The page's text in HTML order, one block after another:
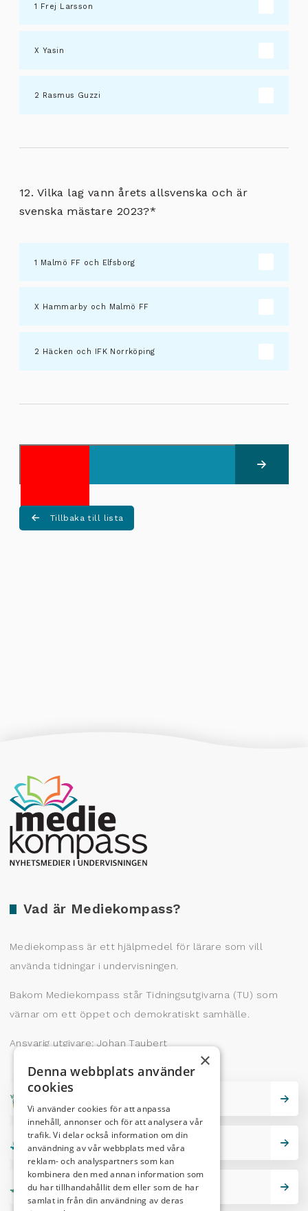
Frej Larsson
Yasin
Rasmus Guzzi
12. Vilka lag vann årets allsvenska och är
svenska mästare 2023?*
Malmö FF och Elfsborg
Hammarby och Malmö FF
Häcken och IFK Norrköping
Tillbaka till lista
Vad är Mediekompass?
Mediekompass är ett hjälpmedel för lärare som vill
använda tidningar i undervisningen.
Bakom Mediekompass står Tidningsutgivarna (TU) som
värnar om ett öppet och demokratiskt samhälle.
Ansvarig utgivare: Johan Taubert
Lektionstips
Nutidskryss
Producerad av Gota Media Brand Studio
×
Denna webbplats använder
cookies
Vi använder cookies för att anpassa
innehåll, annonser och för att analysera vår
trafik. Vi delar också information om din
användning av vår webbplats med våra
reklam- och analyspartners som kan
kombinera den med annan information som
du har tillhandahållit dem eller som de har
samlat in från din användning av deras